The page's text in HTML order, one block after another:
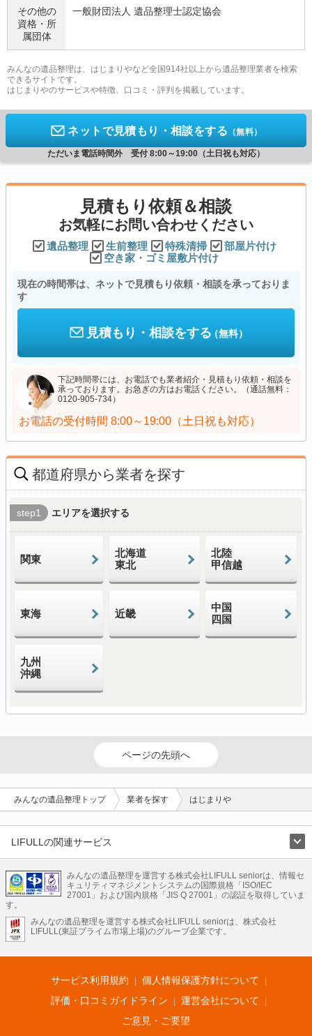
その他の
資格・ 所
属団体
一般財団法人 遺品整理士認定協会
みんなの遺品整理は、はじまりやなど全国914社以上から遺品整理業者を検索
できるサイトです。
はじまりやのサービスや特徴、口コミ・評判を掲載しています。
ネットで見積もり・相談をする （無料）
ただいま電話時間外 受付 8:00～19:00（土日祝も対応）
見積もり依頼＆相談
お気軽にお問い合わせください
遺品整理 生前整理 特殊清掃
部屋片付け
空き家・ゴミ屋敷片付け
現在の時間帯は、ネットで見積もり依頼・相談を承っておりま
す
見積もり・相談をする（無料）
下記時間帯には、お電話でも業者紹介・見積もり依頼・相談を
承っております。お急ぎの方はお電話ください。（通話無料：
0120-905-734）
お電話の受付時間 8:00～19:00（土日祝も対応）
都道府県から業者を探す
step1 エリアを選択する
関東
北海道
東北
北陸
甲信越
東海 近畿
中国
四国
九州
沖縄
ページの先頭へ
みんなの遺品整理トップ 業者を探す はじまりや
LIFULLの関連サービス
不動産・住宅
引越し 老人ホーム 地方創生 ママの就労支援
不動産クラウドファンディング 遺品整理 老後の暮らし情報
LIFULL HOME'Sのサービス
不動産・住宅
不動産査定 マンション専門売却査定 不動産投資 アドバイザー
不動産アーカイブ
空き家バンク 家賃相場 不動産会社
まちむすび
不動産用語集 住まいのお役立ち情報
LIFULL HOME'S PRESS
アプリ 不動産データ 不動産転職
みんなの遺品整理を運営する株式会社LIFULL seniorは、情報セ
キュリティマネジメントシステムの国際規格「ISO/IEC
27001」および国内規格「JIS Q 27001」の認証を取得していま
す。
みんなの遺品整理を運営する株式会社LIFULL seniorは、株式会社
LIFULL(東証プライム市場上場)のグループ企業です。
サービス利用規約
個人情報保護方針について
評価・口コミガイドライン
運営会社について
ご意見・ご要望